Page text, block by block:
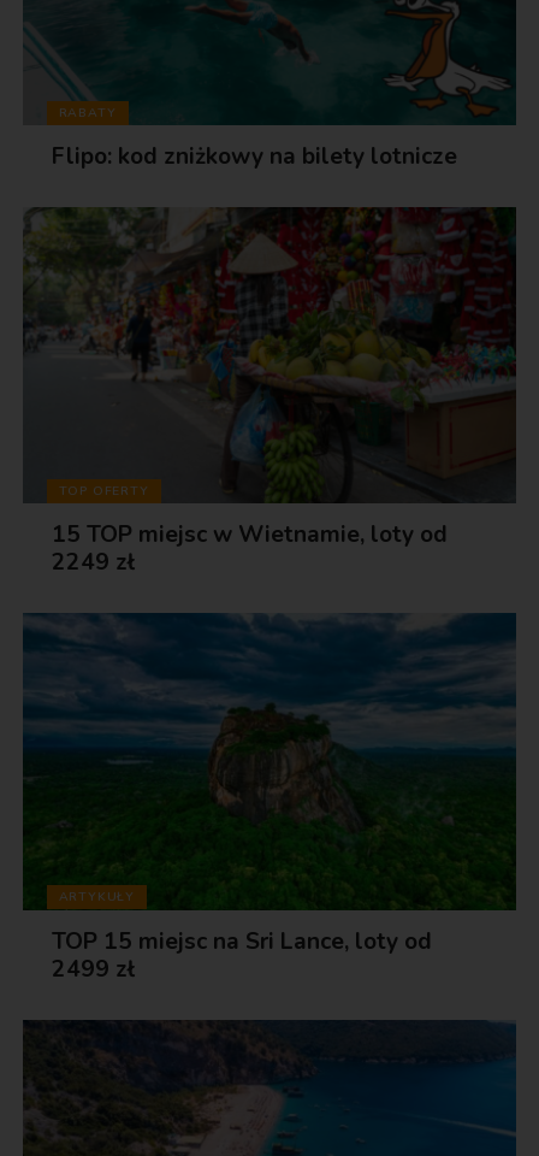
RABATY
Flipo: kod zniżkowy na bilety lotnicze
TOP OFERTY
15 TOP miejsc w Wietnamie, loty od
2249 zł
ARTYKUŁY
TOP 15 miejsc na Sri Lance, loty od
2499 zł